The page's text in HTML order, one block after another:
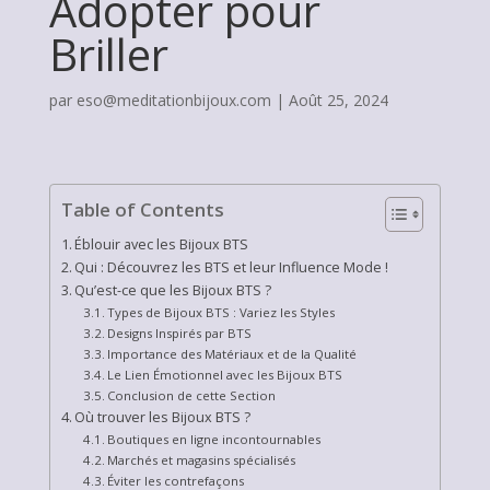
Briller
par eso@meditationbijoux.com | Août 25, 2024
Table of Contents
Éblouir avec les Bijoux BTS
Qui : Découvrez les BTS et leur Influence Mode !
Qu’est-ce que les Bijoux BTS ?
Types de Bijoux BTS : Variez les Styles
Designs Inspirés par BTS
Importance des Matériaux et de la Qualité
Le Lien Émotionnel avec les Bijoux BTS
Conclusion de cette Section
Où trouver les Bijoux BTS ?
Boutiques en ligne incontournables
Marchés et magasins spécialisés
Éviter les contrefaçons